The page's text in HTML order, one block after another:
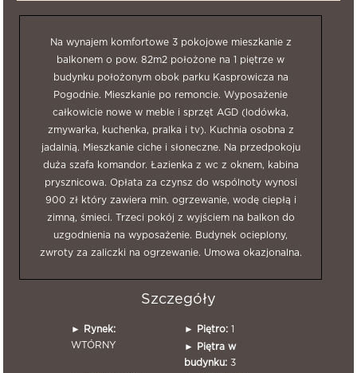
Na wynajem komfortowe 3 pokojowe mieszkanie z
balkonem o pow. 82m2 położone na 1 piętrze w
budynku położonym obok parku Kasprowicza na
Pogodnie. Mieszkanie po remoncie. Wyposażenie
całkowicie nowe w meble i sprzęt AGD (lodówka,
zmywarka, kuchenka, pralka i tv). Kuchnia osobna z
jadalnią. Mieszkanie ciche i słoneczne. Na przedpokoju
duża szafa komandor. Łazienka z wc z oknem, kabina
prysznicowa. Opłata za czynsz do wspólnoty wynosi
900 zł który zawiera min. ogrzewanie, wodę ciepłą i
zimną, śmieci. Trzeci pokój z wyjściem na balkon do
uzgodnienia na wyposażenie. Budynek ocieplony,
zwroty za zaliczki na ogrzewanie. Umowa okazjonalna.
Szczegóły
►
Rynek:
WTÓRNY
► Piętro: 1
►
Piętra w
budynku: 3